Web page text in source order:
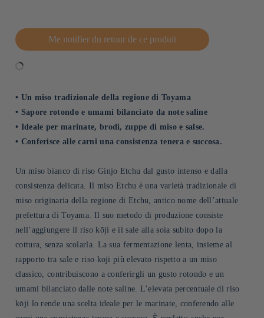
Me notifier du retour de ce produit
• Un miso tradizionale della regione di Toyama
• Sapore rotondo e umami bilanciato da note saline
• Ideale per marinate, brodi, zuppe di miso e salse.
• Conferisce alle carni una consistenza tenera e succosa.
Un miso bianco di riso Ginjo Etchu dal gusto intenso e dalla
consistenza delicata. Il miso Etchu è una varietà tradizionale di
miso originaria della regione di Etchu, antico nome dell’attuale
prefettura di Toyama. Il suo metodo di produzione consiste
nell’aggiungere il riso kōji e il sale alla soia subito dopo la
cottura, senza scolarla. La sua fermentazione lenta, insieme al
rapporto tra sale e riso koji più elevato rispetto a un miso
classico, contribuiscono a conferirgli un gusto rotondo e un
umami bilanciato dalle note saline. L’elevata percentuale di riso
kōji lo rende una scelta ideale per le marinate, conferendo alle